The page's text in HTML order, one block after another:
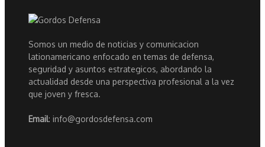
Somos un medio de noticias y comunicacion
lationamericano enfocado en temas de defensa,
seguridad y asuntos estrategicos, abordando la
actualidad desde una perspectiva profesional a la vez
que joven y fresca.
Email: info@gordosdefensa.com